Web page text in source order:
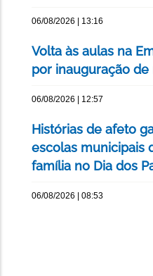
06/08/2026 | 13:16
Volta às aulas na
por inauguração
06/08/2026 | 12:57
Histórias de afeto
escolas municipais
família no Dia dos
06/08/2026 | 08:53